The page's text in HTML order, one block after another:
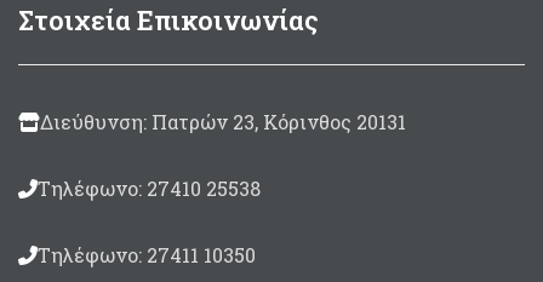
Στοιχεία Επικοινωνίας
Διεύθυνση: Πατρών 23, Κόρινθος 20131
Τηλέφωνο: 27410 25538
Τηλέφωνο: 27411 10350